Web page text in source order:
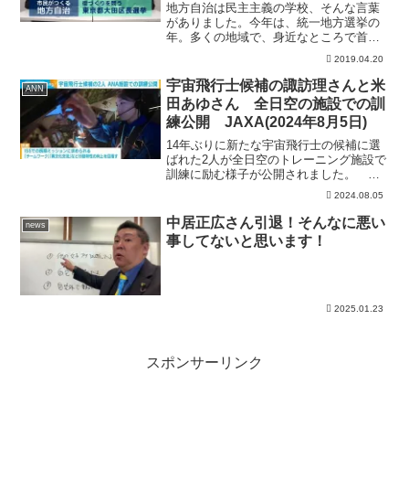
地方自治は民主主義の学校、そんな言葉
がありました。今年は、統一地方選挙の
年。多くの地域で、身近なところで首長
選挙、地方議会議員選挙があります。市
民が参加し、身近な疑問、身近な課題を
語り合い、候補者を出したいという動き
はあちこちにあります。そ...
2019.04.20
ANN
宇宙飛行士候補の諏訪理さんと米
田あゆさん 全日空の施設での訓
練公開 JAXA(2024年8月5日)
14年ぶりに新たな宇宙飛行士の候補に選
ばれた2人が全日空のトレーニング施設で
訓練に励む様子が公開されました。 訓
練は全日空のトレーニング施設「ANA
田あゆさんはフライトシュミレーターに
乗って東京...
2024.08.05
news
中居正広さん引退！そんなに悪い
事してないと思います！
2025.01.23
スポンサーリンク